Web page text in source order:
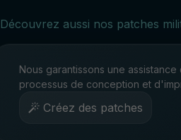
Découvrez aussi nos patches
Nous garantissons une
processus de conception et
Créez des patches